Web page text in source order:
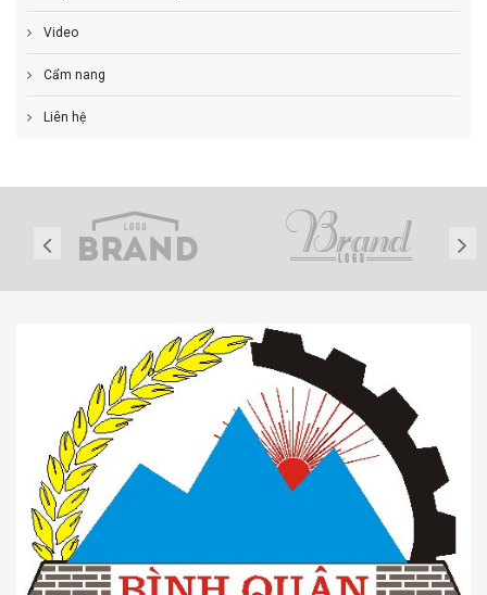
Video
Cẩm nang
Liên hệ